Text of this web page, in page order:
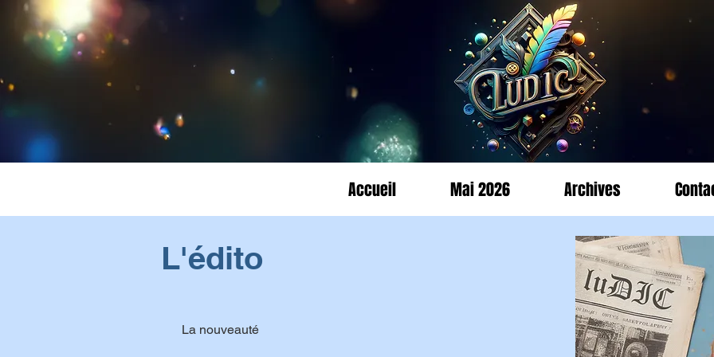
Accueil Mai 2026 Archives
L'édito
La nouveauté